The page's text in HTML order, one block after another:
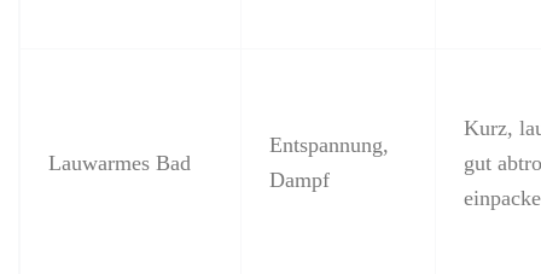
Lauwarmes Bad
Entspannung,
Dampf
Kurz,
gut